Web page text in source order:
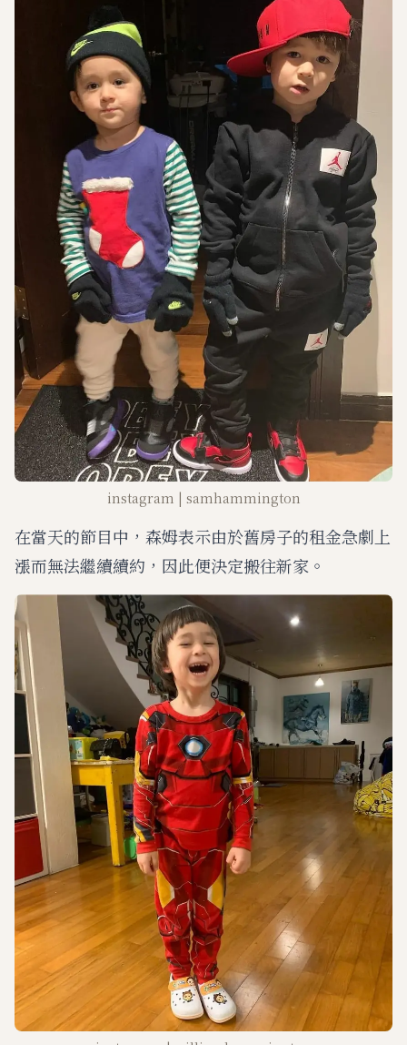
instagram | samhammington
在當天的節目中，森姆表示由於舊房子的租金急劇上
漲而無法繼續續約，因此便決定搬往新家。